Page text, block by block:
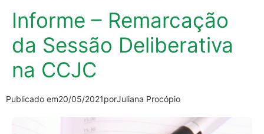
Informe – Remarcação
da Sessão Deliberativa
na CCJC
Publicado em20/05/2021porJuliana Procópio